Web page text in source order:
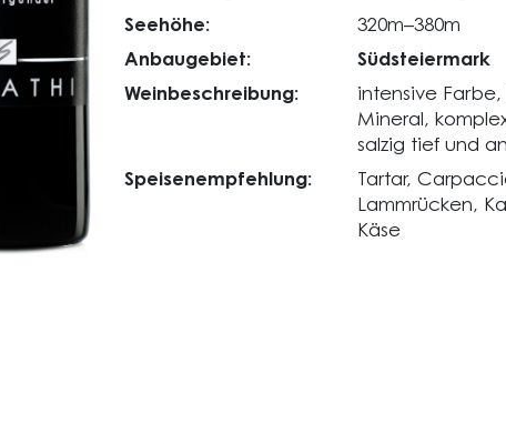
Seehöhe:
320m–380m
Anbaugebiet:
Südsteiermark
Weinbeschreibung:
intensive
Mineral,
salzig tief und
Speisenempfehlung:
Tartar,
Lammrücken,
Käse